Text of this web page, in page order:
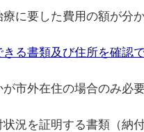
に要した費用の額が分
る書類及び住所を確認
市外在住の場合のみ必要
況を証明する書類（納